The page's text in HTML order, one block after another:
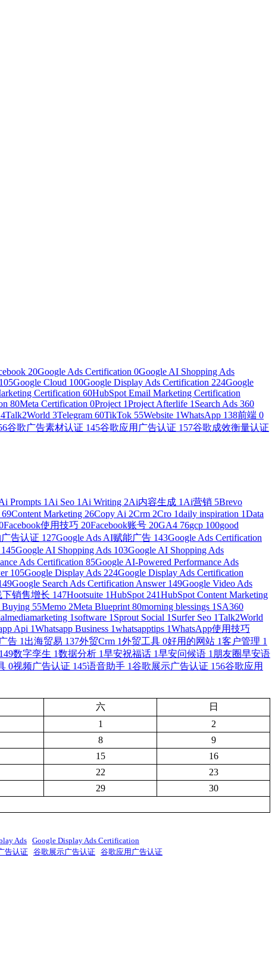
20Google Ads Certification 0Google AI Shopping Ads
105Google Cloud 100Google Display Ads Certification 224Google
Certification 60HubSpot Email Marketing Certification
80Meta Certification 0Project 1Project Afterlife 1 Search Ads 360
4Talk2World 3Telegram 60TikTok 55Website 1WhatsApp 138前端 0
谷歌广告素材认证 145谷歌应用广告认证 157谷歌成效衡量认证
Prompts 1 Ai Seo 1 Ai Writing 2Ai内容生成 1 Ai营销 5Brevo
69Content Marketing 26Copy Ai 2Crm 2Cro 1daily inspiration 1Data
Facebook使用技巧 20Facebook账号 20GA4 76gcp 100good
告认证 127Google Ads AI赋能广告 143Google Ads Certification
145Google AI Shopping Ads 103Google AI Shopping Ads
Ads Certification 85Google AI-Powered Performance Ads
105Google Display Ads 224Google Display Ads Certification
Google Search Ads Certification Answer 149Google Video Ads
下销售增长 147Hootsuite 1HubSpot 241HubSpot Content Marketing
Buying 55Memo 2Meta Blueprint 80morning blessings 1 SA360
1software 1 Sprout Social 1 Surfer Seo 1Talk2World
Api 1Whatsapp Business 1whatsapptips 1WhatsApp使用技巧
告 1 出海贸易 137外贸Crm 1外贸工具 0好用的网站 1客户管理 1
149数字孪生 1数据分析 1早安祝福话 1早安问候语 1 朋友圈早安语
0视频广告认证 145语音助手 1谷歌展示广告认证 156谷歌应用
六
日
1
2
8
9
15
16
22
23
29
30
Ads
Google Display Ads Certification
告认证 谷歌展示广告认证 谷歌应用广告认证